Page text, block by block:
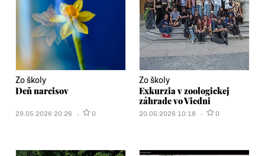
Zo školy
Deň narcisov
29.05.2026 20:26 0
Zo školy
Exkurzia v zoologickej
záhrade vo Viedni
20.05.2026 10:18 0